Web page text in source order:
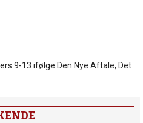
9-13 ifølge Den Nye Aftale, Det